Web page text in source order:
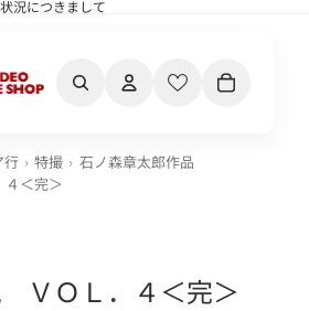
況につきまして
佐川急便配送状況につきまして
行 特撮
石ノ森章太郎作品
＜完＞
ＯＬ．４＜完＞